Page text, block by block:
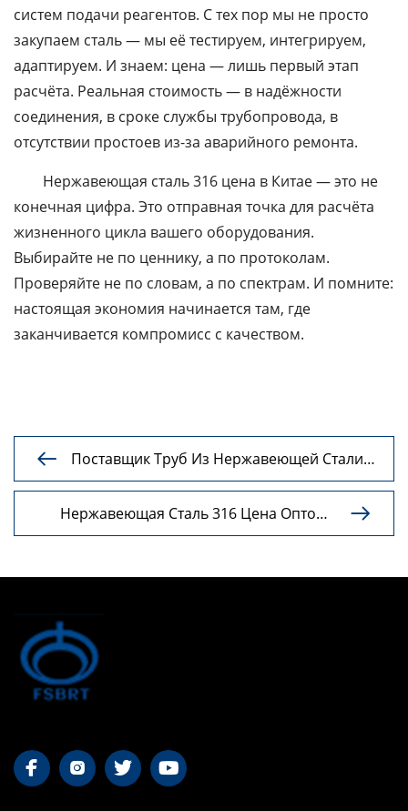
систем подачи реагентов. С тех пор мы не просто
закупаем сталь — мы её тестируем, интегрируем,
адаптируем. И знаем: цена — лишь первый этап
расчёта. Реальная стоимость — в надёжности
соединения, в сроке службы трубопровода, в
отсутствии простоев из-за аварийного ремонта.
Нержавеющая сталь 316 цена в Китае — это не
конечная цифра. Это отправная точка для расчёта
жизненного цикла вашего оборудования.
Выбирайте не по ценнику, а по протоколам.
Проверяйте не по словам, а по спектрам. И помните:
настоящая экономия начинается там, где
заканчивается компромисс с качеством.

Поставщик Труб Из Нержавеющей Стали
316 — Надёжные Решения Для
Агрессивных Сред
Нержавеющая Сталь 316 Цена Оптом
— Выгодные Поставки Для

   